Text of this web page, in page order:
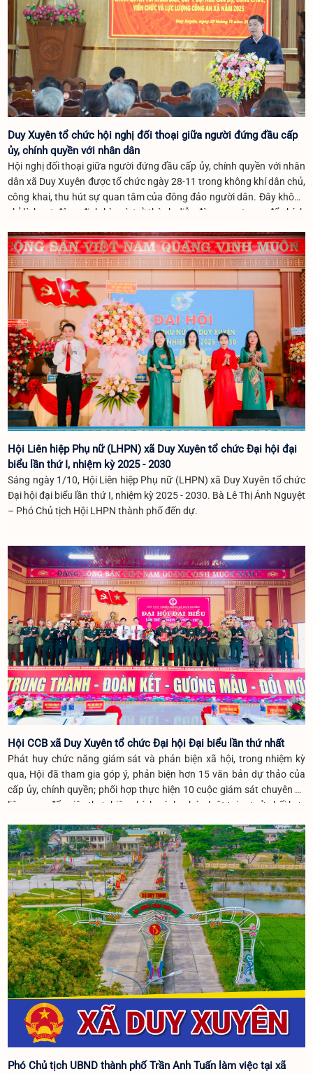
Duy Xuyên tổ chức hội nghị đối thoại giữa người đứng đầu cấp
ủy, chính quyền với nhân dân
Hội nghị đối thoại giữa người đứng đầu cấp ủy, chính quyền với nhân
dân xã Duy Xuyên được tổ chức ngày 28-11 trong không khí dân chủ,
công khai, thu hút sự quan tâm của đông đảo người dân. Đây không
chỉ là hoạt động định kỳ mà trở thành diễn đàn quan trọng để chính
sau các đợt mưa lũ vừa qua.
Hội Liên hiệp Phụ nữ (LHPN) xã Duy Xuyên tổ chức Đại hội đại
biểu lần thứ I, nhiệm kỳ 2025 - 2030
Sáng ngày 1/10, Hội Liên hiệp Phụ nữ (LHPN) xã Duy Xuyên tổ chức
Đại hội đại biểu lần thứ I, nhiệm kỳ 2025 - 2030. Bà Lê Thị Ánh Nguyệt
– Phó Chủ tịch Hội LHPN thành phố đến dự.
Hội CCB xã Duy Xuyên tổ chức Đại hội Đại biểu lần thứ nhất
Phát huy chức năng giám sát và phản biện xã hội, trong nhiệm kỳ
qua, Hội đã tham gia góp ý, phản biện hơn 15 văn bản dự thảo của
cấp ủy, chính quyền; phối hợp thực hiện 10 cuộc giám sát chuyên đề
liên quan đến việc thực hiện chính sách, pháp luật tại cơ sở.phối hợp
truyền thống cách mạng cho hơn 1.200 lượt đoàn viên, thanh niên và
học sinh.
Phó Chủ tịch UBND thành phố Trần Anh Tuấn làm việc tại xã